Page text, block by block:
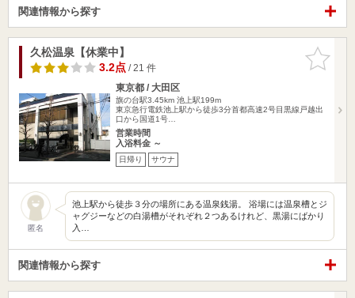
関連情報から探す
お気に入
りに追加
久松温泉【休業中】
3.2点/ 21 件
東京都 / 大田区
旗の台駅3.45km 池上駅199m
東京急行電鉄池上駅から徒歩3分首都高速2号目黒線戸越出
口から国道1号…
営業時間
入浴料金 ～
日帰り サウナ
匿名
池上駅から徒歩３分の場所にある温泉銭湯。 浴場には温泉槽とジ
ャグジーなどの白湯槽がそれぞれ２つあるけれど、黒湯にばかり
入…
関連情報から探す